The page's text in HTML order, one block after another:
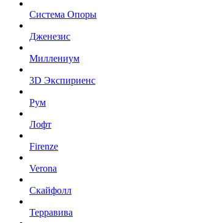
Система Опоры
Дженезис
Миллениум
3D Экспириенс
Рум
Лофт
Firenze
Verona
Скайфолл
Терравива